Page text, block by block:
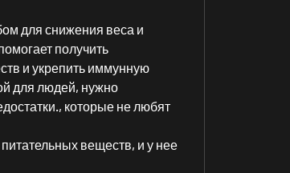
для снижения веса и
получить
и укрепить иммунную
для людей, нужно
которые не любят
веществ, и у нее